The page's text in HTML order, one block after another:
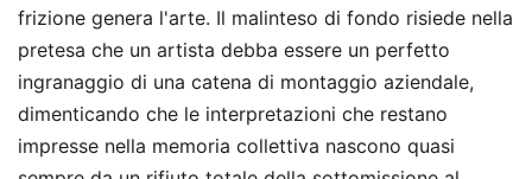
frizione genera l'arte. Il malinteso di fondo risiede nella
pretesa che un artista debba essere un perfetto
ingranaggio di una catena di montaggio aziendale,
dimenticando che le interpretazioni che restano
impresse nella memoria collettiva nascono quasi